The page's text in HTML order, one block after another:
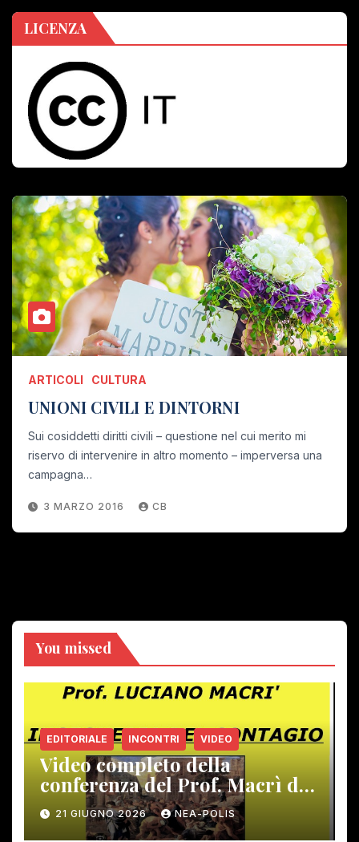
LICENZA
ARTICOLI CULTURA
UNIONI CIVILI E DINTORNI
Sui cosiddetti diritti civili – questione nel cui merito mi
riservo di intervenire in altro momento – imperversa una
campagna…
3 MARZO 2016 CB
You missed
EDITORIALE INCONTRI VIDEO
Video completo della
conferenza del Prof. Macrì del
12 giugno scorso
21 GIUGNO 2026 NEA-POLIS